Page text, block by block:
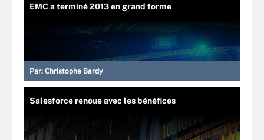
EMC a terminé 2013 en grand forme
Par: Christophe Bardy
Salesforce renoue avec les bénéfices